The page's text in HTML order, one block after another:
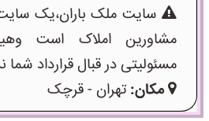
سایت ملک باران،یک
مشاورین املاک است
مسئولیتی در قبال قرارداد شما
مکان:تهران - قرچک